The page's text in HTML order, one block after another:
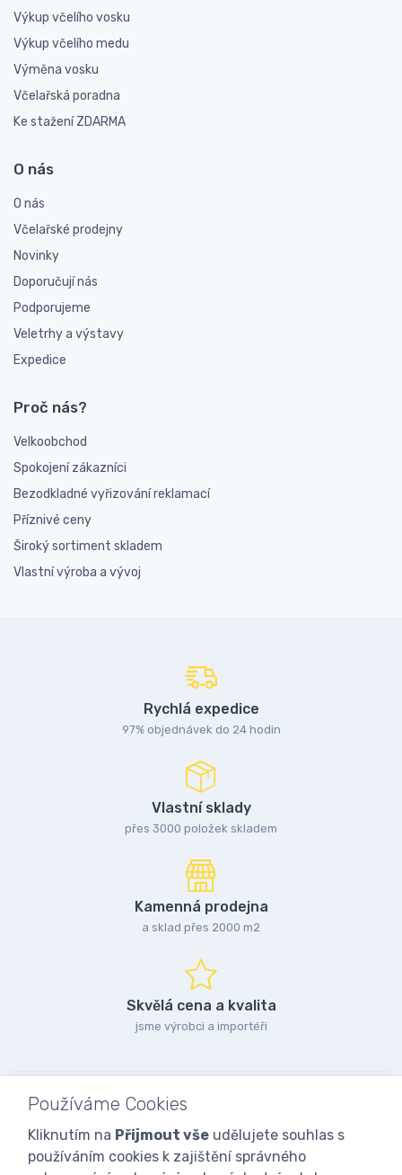
Výkup včelího vosku
Výkup včelího medu
Výměna vosku
Včelařská poradna
Ke stažení ZDARMA
O nás
O nás
Včelařské prodejny
Novinky
Doporučují nás
Podporujeme
Veletrhy a výstavy
Expedice
Proč nás?
Velkoobchod
Spokojení zákazníci
Bezodkladné vyřizování reklamací
Příznivé ceny
Široký sortiment skladem
Vlastní výroba a vývoj
Rychlá expedice
97% objednávek do 24 hodin
Vlastní sklady
přes 3000 položek skladem
Kamenná prodejna
a sklad přes 2000 m2
Skvělá cena a kvalita
jsme výrobci a importéři
Používáme Cookies
Kliknutím na Přijmout vše udělujete souhlas s
používáním cookies k zajištění správného